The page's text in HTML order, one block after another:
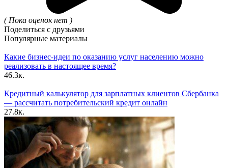
( Пока оценок нет )
Поделиться с друзьями
Популярные материалы
Какие бизнес-идеи по оказанию услуг населению можно
реализовать в настоящее время?
46.3к.
Кредитный калькулятор для зарплатных клиентов Сбербанка
— рассчитать потребительский кредит онлайн
27.8к.